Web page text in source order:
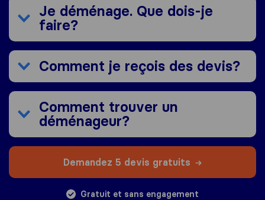
Je déménage. Que dois-je
faire?
Comment je reçois des devis?
Comment trouver un
déménageur?
Demandez 5 devis gratuits
Gratuit et sans engagement